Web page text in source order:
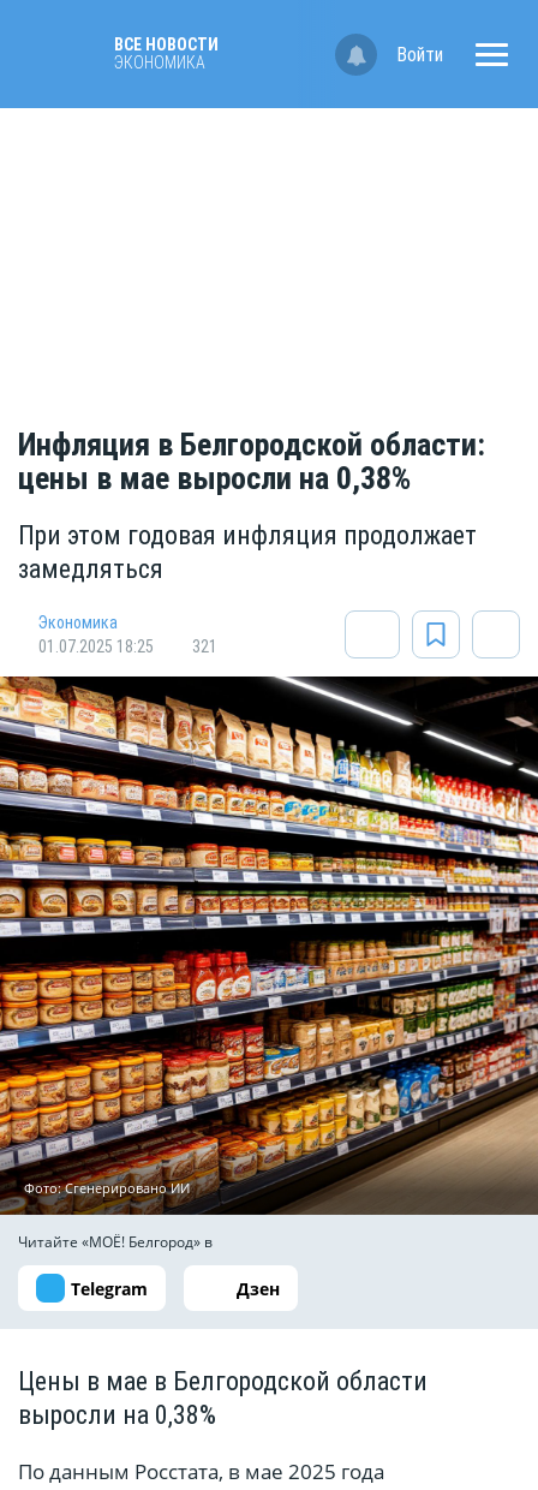
ВСЕ НОВОСТИ
ЭКОНОМИКА
Войти
Инфляция в Белгородской области:
цены в мае выросли на 0,38%
При этом годовая инфляция продолжает
замедляться
Экономика
01.07.2025 18:25
321
Фото: Сгенерировано ИИ
Читайте «МОЁ! Белгород» в
Telegram Дзен
Цены в мае в Белгородской области
выросли на 0,38%
По данным Росстата, в мае 2025 года